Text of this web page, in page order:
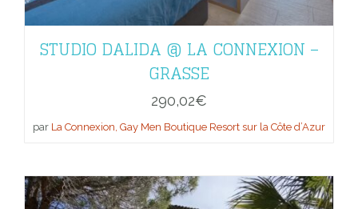
STUDIO DALIDA @ LA CONNEXION –
GRASSE
290,02€
par La Connexion, Gay Men Boutique Resort sur la Côte d’Azur